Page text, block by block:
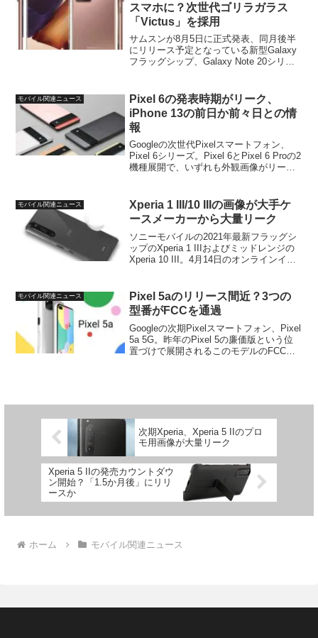
スマホに？次世代ゴリラガラス
「Victus」を採用
サムスンが8月5日に正式発表、同月後半
にリリース予定となっている新型Galaxy
フラッグシップ、Galaxy Note 20シリー
てきました。サムス...
モバイル関連ニュース
Pixel 6の発表時期がリーク、
iPhone 13の前日か前々日との情
報
Googleの次世代Pixelスマートフォン、
Pixel 6シリーズ。Pixel 6とPixel 6 Proの2
機種展開で、いずれも外観画像がリーク
かにされています...
モバイル関連ニュース
Xperia 1 III/10 IIIの画像が大手ケ
ースメーカーから大量リーク
ソニーモバイルの2021年最新フラッグシ
ップのXperia 1 IIIおよびミッドレンジの
Xperia 10 III。4月14日のオンラインイベ
アクセサリーメーカーよ...
モバイル関連ニュース
Pixel 5aのリリース間近？3つの
型番がFCCを通過
Googleの次期Pixelスマートフォン、Pixel
5a 5G。昨年のPixel 5の廉価版という位
置づけで展開されるこのモデルのFCC通
次期Xperia、Xperia 5 IIのプロ
モ用画像が大量リーク
Xperia 5 IIの発売カウントダウ
ン開始？「1.5か月後」にリリ
ースか
ホーム モバイル関連ニュース